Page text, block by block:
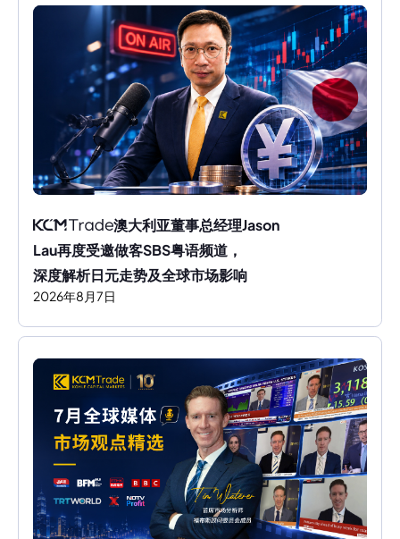
澳大利亚董事总经理Jason
Lau再度受邀做客SBS粤语频道，
深度解析日元走势及全球市场影响
2026年8 月7日